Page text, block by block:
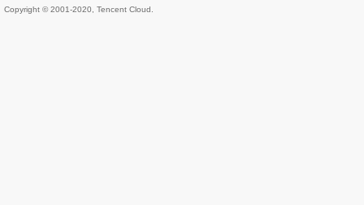
Copyright © 2001-2020, Tencent Cloud.